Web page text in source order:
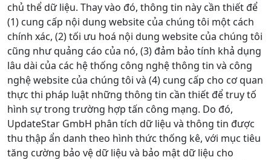
chủ thể dữ liệu. Thay vào đó, thông tin này cần thiết để
(1) cung cấp nội dung website của chúng tôi một cách
chính xác, (2) tối ưu hoá nội dung website của chúng tôi
cũng như quảng cáo của nó, (3) đảm bảo tính khả dụng
lâu dài của các hệ thống công nghệ thông tin và công
nghệ website của chúng tôi và (4) cung cấp cho cơ quan
thực thi pháp luật những thông tin cần thiết để truy tố
hình sự trong trường hợp tấn công mạng. Do đó,
UpdateStar GmbH phân tích dữ liệu và thông tin được
thu thập ẩn danh theo hình thức thống kê, với mục tiêu
tăng cường bảo vệ dữ liệu và bảo mật dữ liệu cho